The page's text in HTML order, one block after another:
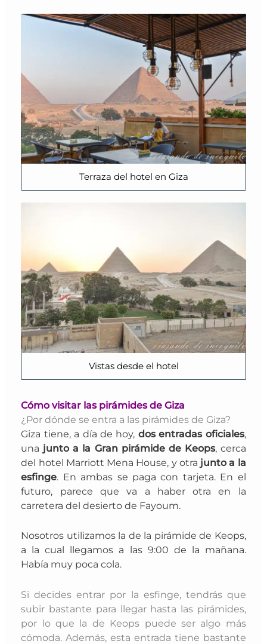
Terraza del hotel en Giza
Vistas desde el hotel
Cómo visitar las pirámides de Giza
¿Por dónde se entra a las pirámides de Giza?
Giza tiene, a día de hoy, dos entradas oficiales,
una junto a la Gran pirámide de Keops, cerca
del hotel Marriott Mena House, y otra junto a la
esfinge. En ambas se paga con tarjeta. En el
futuro, parece que va a haber otra en la
carretera del desierto de Fayoum.
Nosotros utilizamos la de la pirámide de Keops,
a la cual llegamos a las 9:00 de la mañana.
Había muy poca cola.
Si decides entrar por la esfinge, tendrás que
subir bastante para llegar hasta las pirámides,
por lo que la de Keops puede ser algo más
cómoda. Además, esta entrada tiene bastante